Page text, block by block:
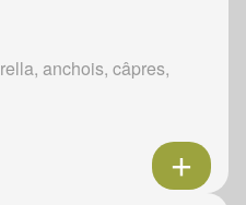
anchois, câpres,